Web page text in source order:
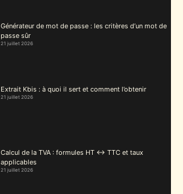
Générateur de mot de passe : les critères d’un mot de
passe sûr
21 juillet 2026
Extrait Kbis : à quoi il sert et comment l’obtenir
21 juillet 2026
Calcul de la TVA : formules HT ↔ TTC et taux
applicables
21 juillet 2026